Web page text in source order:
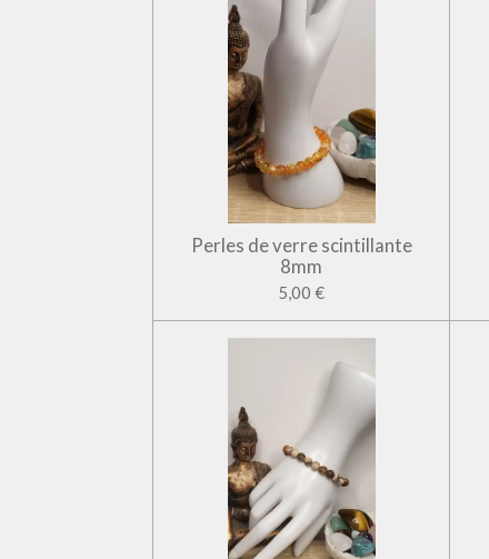
Perles de verre scintillante
8mm
5,00 €